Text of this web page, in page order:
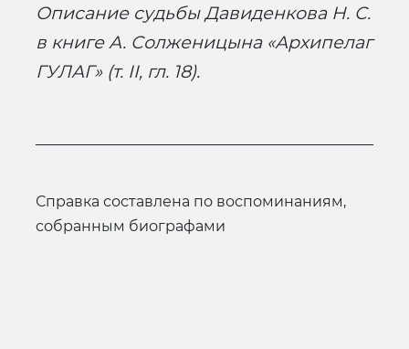
Описание судьбы Давиденкова Н. С.
в книге А. Солженицына «Архипелаг
ГУЛАГ» (т. II, гл. 18).
Справка составлена по воспоминаниям,
собранным биографами